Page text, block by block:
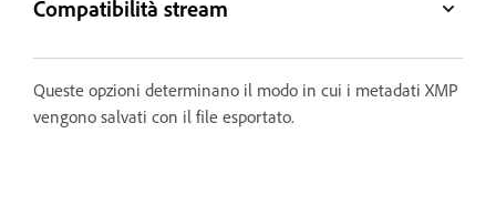
Compatibilità stream
Queste opzioni determinano il modo in cui i metadati XMP
vengono salvati con il file esportato.